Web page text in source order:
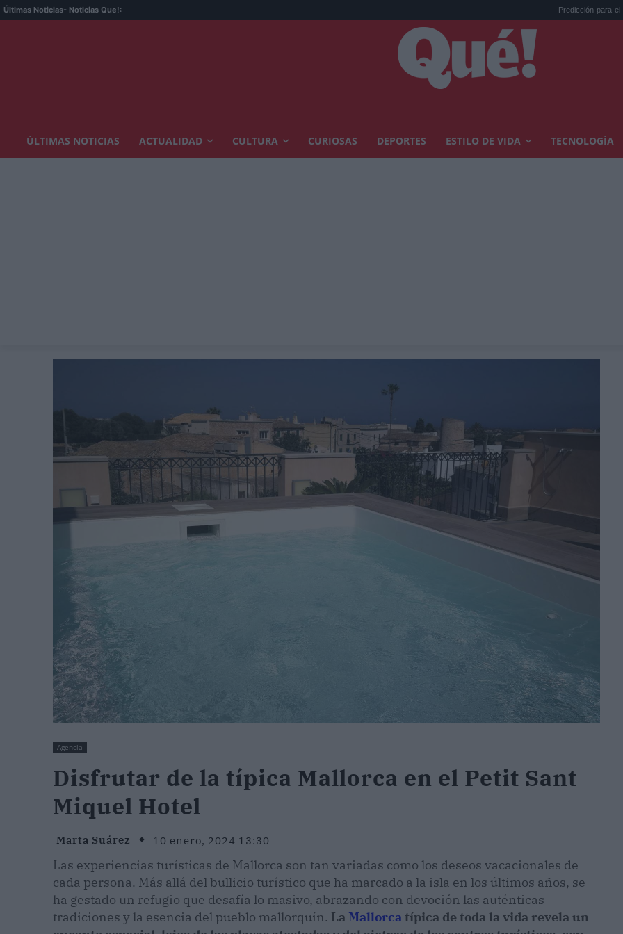
Últimas Noticias- Noticias Que!: Predicción para el eclipse del
ÚLTIMAS NOTICIAS ACTUALIDAD CULTURA CURIOSAS DEPORTES ESTILO DE VIDA TECNOLOGÍA
Agencia
Disfrutar de la típica Mallorca en el Petit Sant
Miquel Hotel
Marta Suárez 10 enero, 2024 13:30
Las experiencias turísticas de Mallorca son tan variadas como los deseos vacacionales de
cada persona. Más allá del bullicio turístico que ha marcado a la isla en los últimos años, se
ha gestado un refugio que desafía lo masivo, abrazando con devoción las auténticas
tradiciones y la esencia del pueblo mallorquín. La Mallorca típica de toda la vida revela un